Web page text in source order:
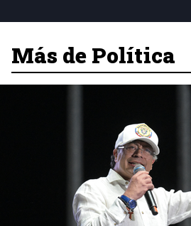
Más de Política